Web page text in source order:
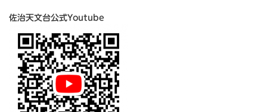
佐治天文台公式Youtube